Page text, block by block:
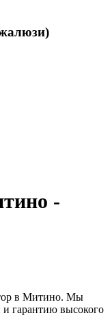
-
в Митино. Мы
и гарантию высокого